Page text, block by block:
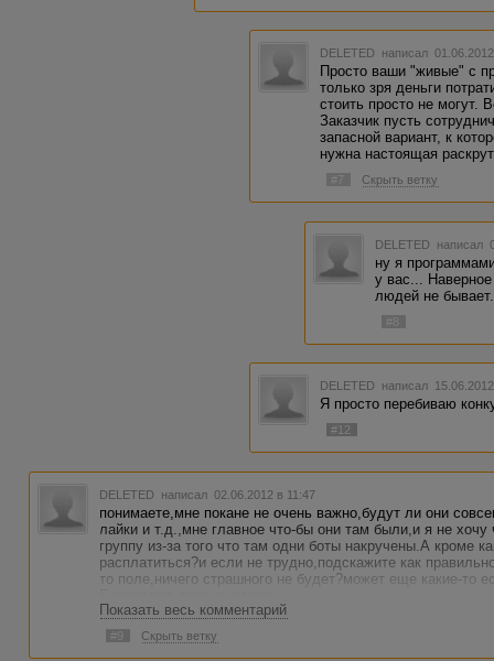
DELETED написал
Просто ваши "живые" с
только зря деньги
стоить просто не могут.
Заказчик пусть
запасной вариант, к
нужна настоящая
#7 Скрыть ветку
DELETED написал
ну я
у вас...
людей не
#8
DELETED написал
Я просто перебиваю
#12
DELETED написал 02.06.2012 в 11:47
понимаете,мне покане не очень важно,будут ли они
лайки и т.д.,мне главное что-бы они там были,и я не
группу из-за того что там одни боты накручены.А кроме
расплатиться?и если не трудно,подскажите как
то поле,ничего страшного не будет?может еще какие-то
Показать весь комментарий
#9 Скрыть ветку